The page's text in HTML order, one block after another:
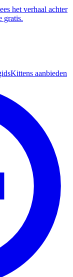
het verhaal achter
gratis.
Kittens aanbieden